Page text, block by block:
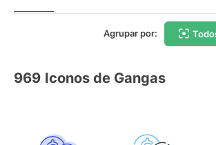
Agrupar por:
969 Iconos de Gangas